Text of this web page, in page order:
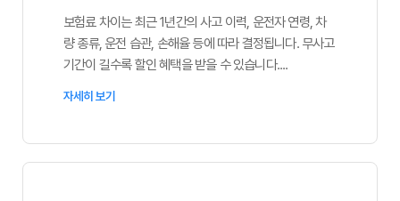
보험료 차이는 최근 1년간의 사고 이력, 운전자 연령, 차
량 종류, 운전 습관, 손해율 등에 따라 결정됩니다. 무사고
기간이 길수록 할인 혜택을 받을 수 있습니다....
자세히 보기